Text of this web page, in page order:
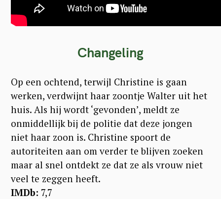
Changeling
Op een ochtend, terwijl Christine is gaan
werken, verdwijnt haar zoontje Walter uit het
huis. Als hij wordt ‘gevonden’, meldt ze
onmiddellijk bij de politie dat deze jongen
niet haar zoon is. Christine spoort de
autoriteiten aan om verder te blijven zoeken
maar al snel ontdekt ze dat ze als vrouw niet
veel te zeggen heeft.
IMDb: 7,7